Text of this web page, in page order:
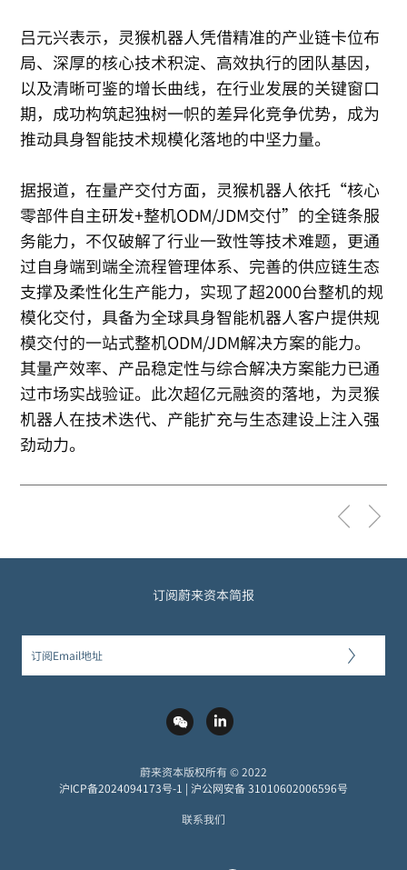
吕元兴表示，灵猴机器人凭借精准的产业链卡位布
局、深厚的核心技术积淀、高效执行的团队基因，
以及清晰可鉴的增长曲线，在行业发展的关键窗口
期，成功构筑起独树一帜的差异化竞争优势，成为
推动具身智能技术规模化落地的中坚力量。
据报道，在量产交付方面，灵猴机器人依托“核心
零部件自主研发+整机ODM/JDM交付”的全链条服
务能力，不仅破解了行业一致性等技术难题，更通
过自身端到端全流程管理体系、完善的供应链生态
支撑及柔性化生产能力，实现了超2000台整机的规
模化交付，具备为全球具身智能机器人客户提供规
模交付的一站式整机ODM/JDM解决方案的能力。
其量产效率、产品稳定性与综合解决方案能力已通
过市场实战验证。此次超亿元融资的落地，为灵猴
机器人在技术迭代、产能扩充与生态建设上注入强
劲动力。
订阅蔚来资本简报
蔚来资本版权所有 © 2022
沪ICP备2024094173号-1 | 沪公网安备 31010602006596号
联系我们